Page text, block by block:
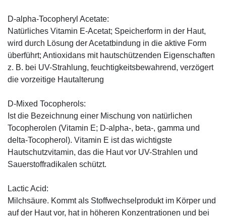
D-alpha-Tocopheryl Acetate:
Natürliches Vitamin E-Acetat; Speicherform in der Haut,
wird durch Lösung der Acetatbindung in die aktive Form
überführt; Antioxidans mit hautschützenden Eigenschaften
z. B. bei UV-Strahlung, feuchtigkeitsbewahrend, verzögert
die vorzeitige Hautalterung
D-Mixed Tocopherols:
Ist die Bezeichnung einer Mischung von natürlichen
Tocopherolen (Vitamin E; D-alpha-, beta-, gamma und
delta-Tocopherol). Vitamin E ist das wichtigste
Hautschutzvitamin, das die Haut vor UV-Strahlen und
Sauerstoffradikalen schützt.
Lactic Acid:
Milchsäure. Kommt als Stoffwechselprodukt im Körper und
auf der Haut vor, hat in höheren Konzentrationen und bei